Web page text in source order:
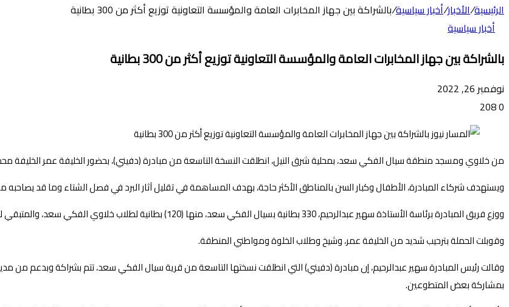
الرئيسية/الأخبار/أخبار سياسية/بالشراكة بين جهاز المخابرات العامة والمؤسسة التعاونية توزيع أكثر من 300 بطانية
أخبار سياسية
بالشراكة بين جهاز المخابرات العامة والمؤسسة التعاونية توزيع أكثر من 300 بطانية
نوفمبر 26, 2022
0
من خلاوي ومسجد منطقة سيال الفكي سعد، بمحلية شرق النيل، انطلقت النسخة التاسعة من مبادرة (دفيني)، بحضور الخليفة عمر الخليفة
ويستهدف شركاء المبادرة، الأطفال وكبار السن بالمناطق الأكثر حاجة، بهدف المساهمة في تقليل آثار البرد في فصل الشتاء وما قد يصاحبه
ووزع فريق المبادرة برئاسة الأستاذة سهير عبدالرحيم، 330 بطانية بسيال الفكي سعد، منها (120) بطانية لطلاب خلاوي الفكي سعد، والمتبقي للأسر المحتاجة بأحياء السيال.
وقوبلت الحملة بترحيب شديد من الخليفة عمر، وشيخ وطلاب الخلوة ومواطني المنطقة.
وقالت رئيس المبادرة سهير عبدالرحيم، إن مبادرة (دفيني) التي انطلقت نسختها التاسعة من قرية سيال الفكي سعد، تتم بشراكة وبدعم من
بمشاركة بعض المتطوعين.